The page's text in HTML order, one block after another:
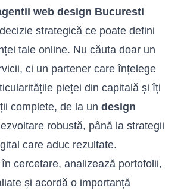
web design Bucuresti
strategică ce poate defini
tale online. Nu căuta doar un
ci un partener care înțelege
pieței din capitală și îți
complete, de la un design
robustă, până la strategii
care aduc rezultate.
cercetare, analizează portofolii,
și acordă o importanță